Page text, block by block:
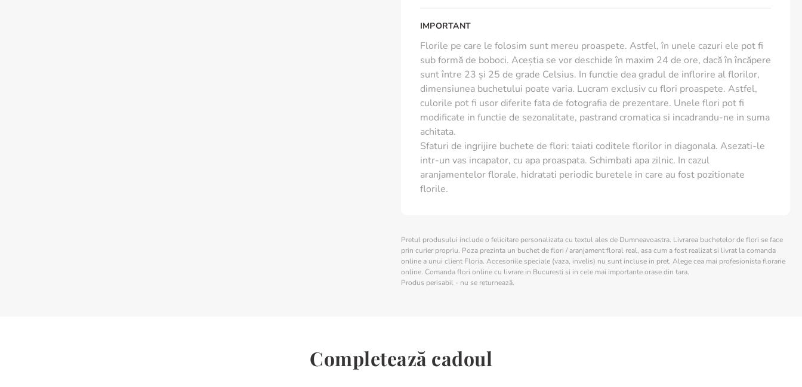
Recomandari de ingrijire
Taie coditele oblic cu aproximativ 1-2 cm inainte de a aseza buchetul in vaza.
Foloseste apa proaspata si schimba-o la fiecare doua zile.
Indeparteaza frunzele care ajung sub nivelul apei pentru a mentine
prospetimea florilor.
Asaza buchetul intr-un loc racoros, ferit de lumina directa a soarelui si de
sursele de caldura.
IMPORTANT
Florile pe care le folosim sunt mereu proaspete. Astfel, în unele cazuri ele pot fi
sub formă de boboci. Aceștia se vor deschide în maxim 24 de ore, dacă în încăpere
sunt între 23 și 25 de grade Celsius. In functie dea gradul de inflorire al florilor,
dimensiunea buchetului poate varia. Lucram exclusiv cu flori proaspete. Astfel,
culorile pot fi usor diferite fata de fotografia de prezentare. Unele flori pot fi
modificate in functie de sezonalitate, pastrand cromatica si incadrandu-ne in suma
achitata.
Sfaturi de ingrijire buchete de flori: taiati coditele florilor in diagonala. Asezati-le
intr-un vas incapator, cu apa proaspata. Schimbati apa zilnic. In cazul
aranjamentelor florale, hidratati periodic buretele in care au fost pozitionate
florile.
Pretul produsului include o felicitare personalizata cu textul ales de Dumneavoastra. Livrarea buchetelor de flori se face
prin curier propriu. Poza prezinta un buchet de flori / aranjament floral real, asa cum a fost realizat si livrat la comanda
online a unui client Floria. Accesoriile speciale (vaza, invelis) nu sunt incluse in pret. Alege cea mai profesionista florarie
online. Comanda flori online cu livrare in Bucuresti si in cele mai importante orase din tara.
Produs perisabil - nu se returnează.
Completează cadoul